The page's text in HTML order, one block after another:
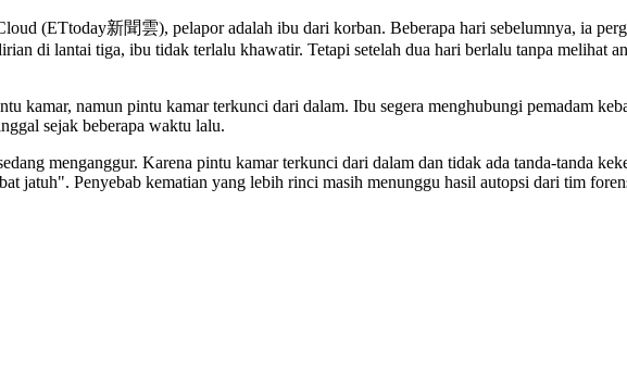
(ETtoday新聞雲), pelapor adalah ibu dari korban. Beberapa hari sebelumnya, ia
di lantai tiga, ibu tidak terlalu khawatir. Tetapi setelah dua hari berlalu tanpa melihat
kamar, namun pintu kamar terkunci dari dalam. Ibu segera menghubungi pemadam
sejak beberapa waktu lalu.
menganggur. Karena pintu kamar terkunci dari dalam dan tidak ada tanda-tanda
jatuh". Penyebab kematian yang lebih rinci masih menunggu hasil autopsi dari tim